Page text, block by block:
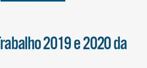
2019 e 2020 da